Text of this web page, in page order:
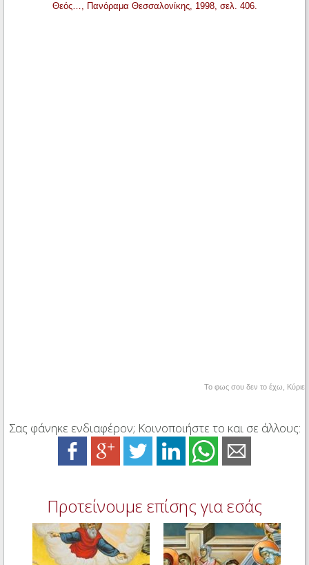
Θεός…, Πανόραμα Θεσσαλονίκης, 1998, σελ. 406.
Το φως σου δεν το έχω, Κύριε
Σας φάνηκε ενδιαφέρον; Κοινοποιήστε το και σε άλλους:
Προτείνουμε επίσης για εσάς